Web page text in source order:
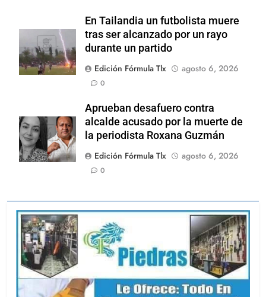
En Tailandia un futbolista muere
tras ser alcanzado por un rayo
durante un partido
Edición Fórmula Tlx
agosto 6, 2026
0
Aprueban desafuero contra
alcalde acusado por la muerte de
la periodista Roxana Guzmán
Edición Fórmula Tlx
agosto 6, 2026
0